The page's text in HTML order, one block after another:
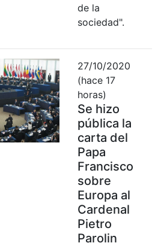
de la
sociedad".
27/10/2020
(hace 17
horas)
Se hizo
pública la
carta del
Papa
Francisco
sobre
Europa al
Cardenal
Pietro
Parolin